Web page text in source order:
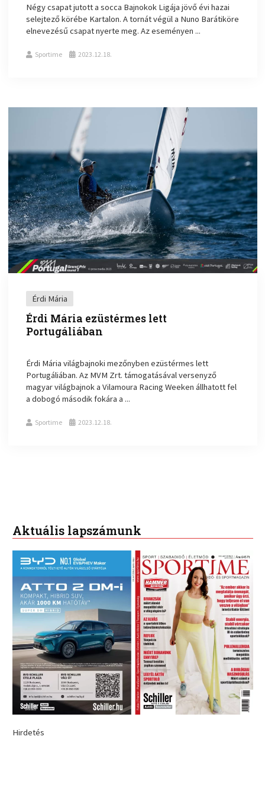
Négy csapat jutott a socca Bajnokok Ligája jövő évi hazai
selejtező körébe Kartalon. A tornát végül a Nuno Barátiköre
elnevezésű csapat nyerte meg. Az eseményen ...
Sportime 2023.12.18.
Érdi Mária
Érdi Mária ezüstérmes lett
Portugáliában
Érdi Mária világbajnoki mezőnyben ezüstérmes lett
Portugáliában. Az MVM Zrt. támogatásával versenyző
magyar világbajnok a Vilamoura Racing Weeken állhatott fel
a dobogó második fokára a ...
Sportime 2023.12.18.
Aktuális lapszámunk
Hirdetés